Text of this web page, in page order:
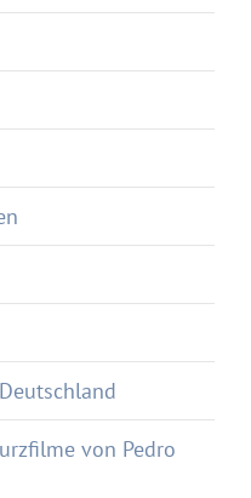
von Pedro